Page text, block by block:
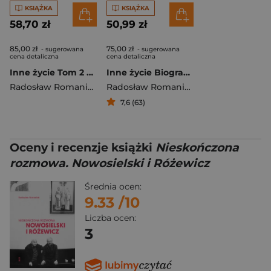
KSIĄŻKA
58,70 zł
85,00 zł - sugerowana
cena detaliczna
Inne życie Tom 2 Biografia Jarosława Iwaszkiewicza
Radosław Romaniuk
KSIĄŻKA
50,99 zł
75,00 zł - sugerowana
cena detaliczna
Inne życie Biografia Jarosława Iwaszkiewicza Tom 1
Radosław Romaniuk
7,6 (63)
Oceny i recenzje książki Nieskończona
rozmowa. Nowosielski i Różewicz
Średnia ocen:
9.33 /10
Liczba ocen:
3